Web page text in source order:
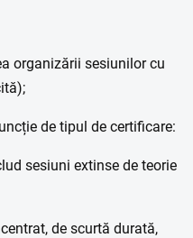
organizării sesiunilor cu
de tipul de certificare:
sesiuni extinse de teorie
de scurtă durată,